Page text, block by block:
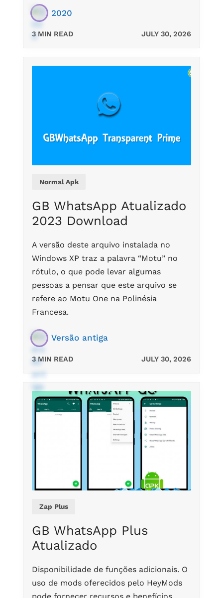
2020
3 MIN READ JULY 30, 2026
Normal Apk
GB WhatsApp Atualizado
2023 Download
A versão deste arquivo instalada no
Windows XP traz a palavra “Motu” no
rótulo, o que pode levar algumas
pessoas a pensar que este arquivo se
refere ao Motu One na Polinésia
Francesa.
Versão antiga
3 MIN READ JULY 30, 2026
Zap Plus
GB WhatsApp Plus
Atualizado
Disponibilidade de funções adicionais. O
uso de mods oferecidos pelo HeyMods